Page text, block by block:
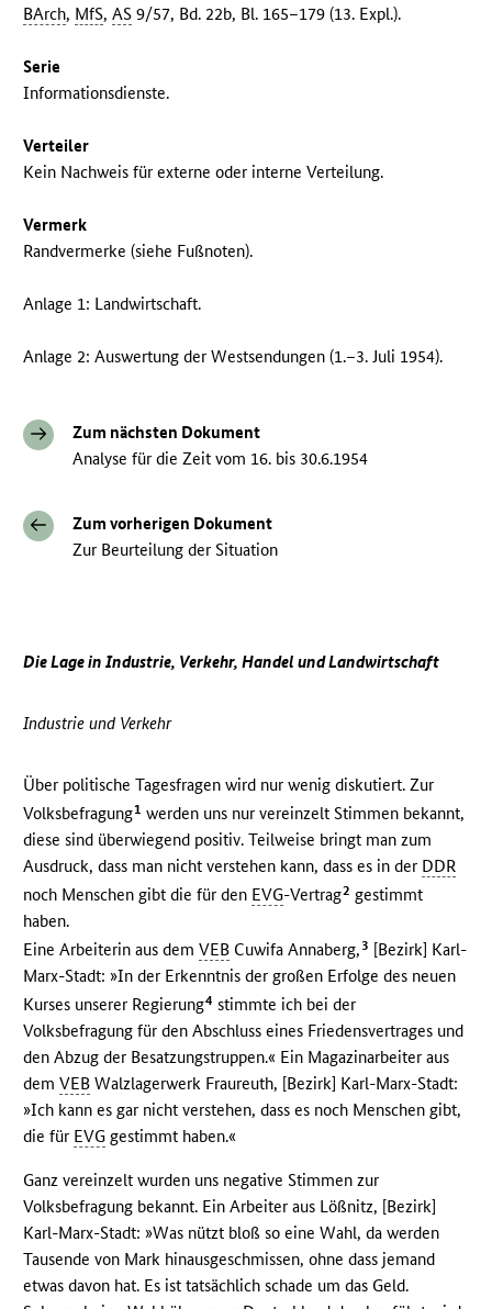
BArch, MfS,AS 9/57, Bd. 22b, Bl. 165–179 (13. Expl.).
Serie
Informationsdienste.
Verteiler
Kein Nachweis für externe oder interne Verteilung.
Vermerk
Randvermerke (siehe Fußnoten).
Anlage 1: Landwirtschaft.
Anlage 2: Auswertung der Westsendungen (1.–3. Juli 1954).
Zum nächsten Dokument
Analyse für die Zeit vom 16. bis 30.6.1954
Zum vorherigen Dokument
Zur Beurteilung der Situation
Die Lage in Industrie, Verkehr, Handel und Landwirtschaft
Industrie und Verkehr
Über politische Tagesfragen wird nur wenig diskutiert. Zur
Volksbefragung1 werden uns nur vereinzelt Stimmen bekannt,
diese sind überwiegend positiv. Teilweise bringt man zum
Ausdruck, dass man nicht verstehen kann, dass es in der DDR
noch Menschen gibt die für den EVG-Vertrag2 gestimmt
haben.
Eine Arbeiterin aus demVEB Cuwifa Annaberg,3 [Bezirk] Karl-
Marx-Stadt: »In der Erkenntnis der großen Erfolge des neuen
Kurses unserer Regierung4 stimmte ich bei der
Volksbefragung für den Abschluss eines Friedensvertrages und
den Abzug der Besatzungstruppen.« Ein Magazinarbeiter aus
demVEB Walzlagerwerk Fraureuth, [Bezirk] Karl-Marx-Stadt:
»Ich kann es gar nicht verstehen, dass es noch Menschen gibt,
die für EVG gestimmt haben.«
Ganz vereinzelt wurden uns negative Stimmen zur
Volksbefragung bekannt. Ein Arbeiter aus Lößnitz, [Bezirk]
Karl-Marx-Stadt: »Was nützt bloß so eine Wahl, da werden
Tausende von Mark hinausgeschmissen, ohne dass jemand
etwas davon hat. Es ist tatsächlich schade um das Geld.